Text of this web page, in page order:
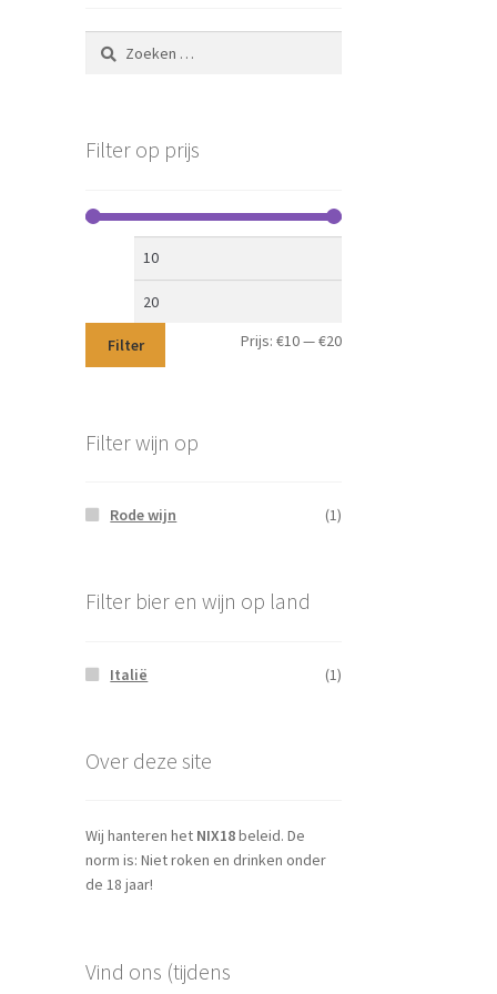
Zoeken
naar:
Filter op prijs
Min.
Filter Prijs: €10—€20
Filter wijn op
Rode wijn (1)
Filter bier en wijn op land
Italië (1)
Over deze site
Wij hanteren het NIX18beleid. De
norm is: Niet roken en drinken onder
de 18 jaar!
Vind ons (tijdens